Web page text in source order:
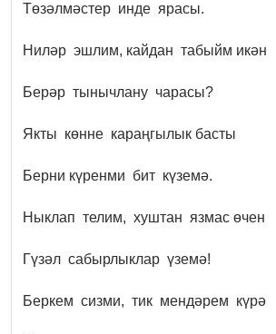
Төзәлмәстер инде ярасы.
Ниләр эшлим, кайдан табыйм икән
Берәр тынычлану чарасы?
Якты көнне караңгылык басты
Берни күренми бит күземә.
Ныклап телим, хуштан язмас өчен
Гүзәл сабырлыклар үземә!
Беркем сизми, тик мендәрем күрә